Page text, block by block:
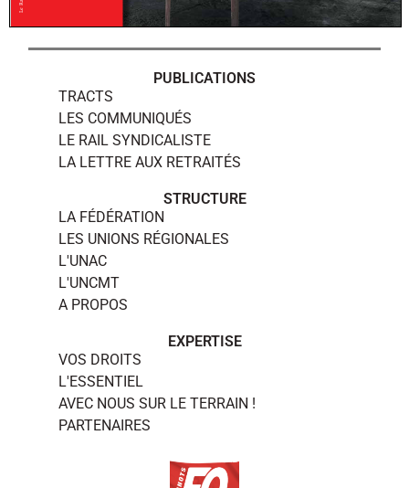
PUBLICATIONS
TRACTS
LES COMMUNIQUÉS
LE RAIL SYNDICALISTE
LA LETTRE AUX RETRAITÉS
STRUCTURE
LA FÉDÉRATION
LES UNIONS RÉGIONALES
L'UNAC
L'UNCMT
A PROPOS
EXPERTISE
VOS DROITS
L'ESSENTIEL
AVEC NOUS SUR LE TERRAIN !
PARTENAIRES